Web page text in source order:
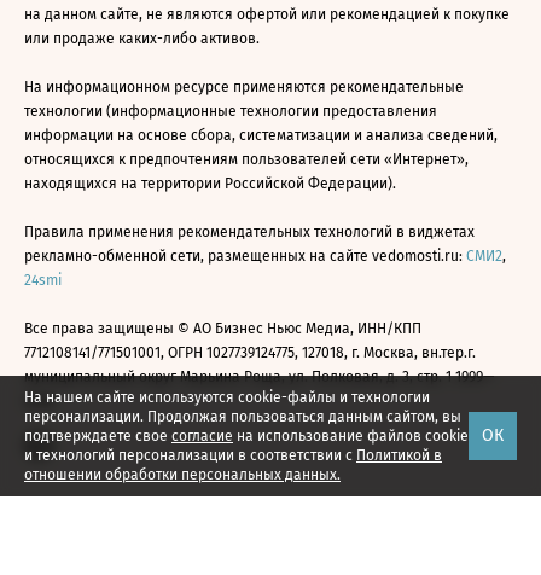
На нашем сайте используются cookie-файлы и технологии
персонализации. Продолжая пользоваться данным сайтом, вы
подтверждаете свое согласие на использование файлов cookie
и технологий персонализации в соответствии с Политикой в
отношении обработки персональных данных.
ОК
на данном сайте, не являются офертой или рекомендацией к покупке
или продаже каких-либо активов.
На информационном ресурсе применяются рекомендательные
технологии (информационные технологии предоставления
информации на основе сбора, систематизации и анализа сведений,
относящихся к предпочтениям пользователей сети «Интернет»,
находящихся на территории Российской Федерации).
Правила применения рекомендательных технологий в виджетах
рекламно-обменной сети, размещенных на сайте vedomosti.ru: СМИ2,
24smi
Все права защищены © АО Бизнес Ньюс Медиа, ИНН/КПП
7712108141/771501001, ОГРН 1027739124775, 127018, г. Москва, вн.тер.г.
муниципальный округ Марьина Роща, ул. Полковая, д. 3, стр. 1 1999—
2026